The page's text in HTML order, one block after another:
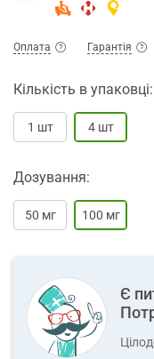
Оплата Гарантія
Кількість в упаковці:
1 шт 4 шт
Дозування:
50 мг 100 мг
Є